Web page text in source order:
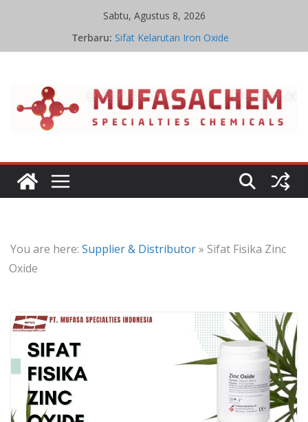
Sabtu, Agustus 8, 2026
Terbaru: Sifat Kelarutan Iron Oxide
Proses Iron Oxide
Ikatan Kimia Iron Oxide
You are here: Supplier & Distributor» Sifat Fisika Zinc
Oxide